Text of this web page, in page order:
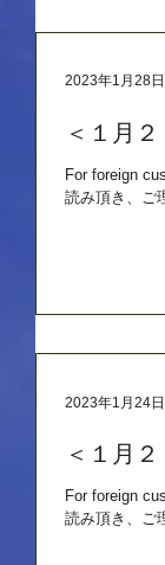
＜１月
For foreign
読み頂き、ご
2023年1月28日
＜１月
For foreign
読み頂き、ご
2023年1月24日